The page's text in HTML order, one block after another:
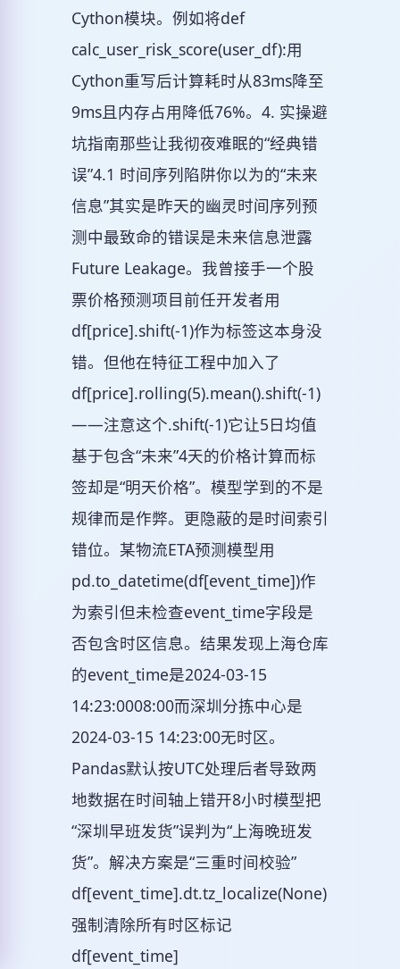
Cython模块。例如将def
calc_user_risk_score(user_df):用
Cython重写后计算耗时从83ms降至
9ms且内存占用降低76%。4. 实操避
坑指南那些让我彻夜难眠的“经典错
误”4.1 时间序列陷阱你以为的“未来
信息”其实是昨天的幽灵时间序列预
测中最致命的错误是未来信息泄露
Future Leakage。我曾接手一个股
票价格预测项目前任开发者用
df[price].shift(-1)作为标签这本身没
错。但他在特征工程中加入了
df[price].rolling(5).mean().shift(-1)
——注意这个.shift(-1)它让5日均值
基于包含“未来”4天的价格计算而标
签却是“明天价格”。模型学到的不是
规律而是作弊。更隐蔽的是时间索引
错位。某物流ETA预测模型用
pd.to_datetime(df[event_time])作
为索引但未检查event_time字段是
否包含时区信息。结果发现上海仓库
的event_time是2024-03-15
14:23:0008:00而深圳分拣中心是
2024-03-15 14:23:00无时区。
Pandas默认按UTC处理后者导致两
地数据在时间轴上错开8小时模型把
“深圳早班发货”误判为“上海晚班发
货”。解决方案是“三重时间校验”
df[event_time].dt.tz_localize(None)
强制清除所有时区标记
df[event_time]